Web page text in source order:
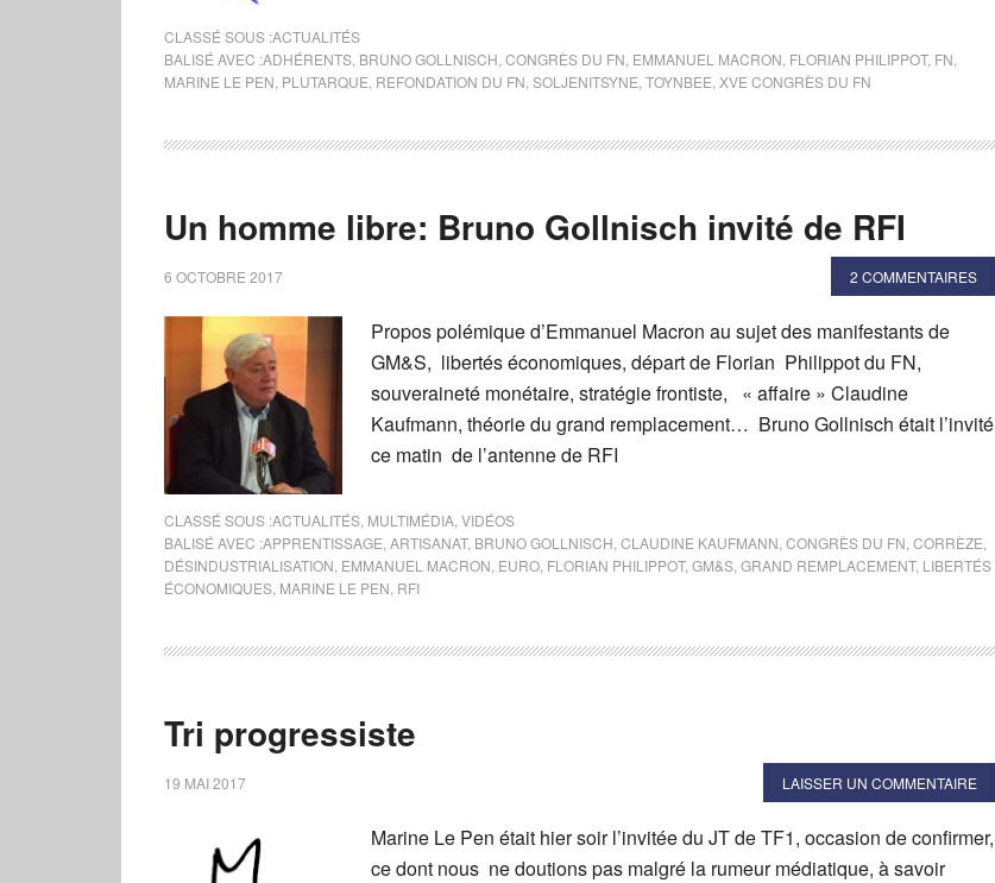
CLASSÉ SOUS :ACTUALITÉS
BALISÉ AVEC :ADHÉRENTS BRUNO GOLLNISCH CONGRÈS DU FN EMMANUEL MACRON FLORIAN PHILIPPOT, FN
MARINE LE PEN PLUTARQUE REFONDATION DU FN SOLJENITSYNE TOYNBEE XVE CONGRÈS DU FN
Un homme libre: Bruno Gollnisch invité de RFI
6 OCTOBRE 2017 2 COMMENTAIRES
Propos polémique d’Emmanuel Macron au sujet des manifestants de
GM&S, libertés économiques, départ de Florian Philippot du FN,
souveraineté monétaire, stratégie frontiste, « affaire » Claudine
Kaufmann, théorie du grand remplacement… Bruno Gollnisch était l’invité
ce matin de l’antenne de RFI
CLASSÉ SOUS :ACTUALITÉS MULTIMÉDIA VIDÉOS
BALISÉ AVEC :APPRENTISSAGE ARTISANAT, BRUNO GOLLNISCH CLAUDINE KAUFMANN CONGRÈS DU FN CORRÈZE
DÉSINDUSTRIALISATION EMMANUEL MACRON EURO FLORIAN PHILIPPOT, GM&S GRAND REMPLACEMENT, LIBERTÉS
ÉCONOMIQUES MARINE LE PEN RFI
Tri progressiste
19 MAI 2017 LAISSER UN COMMENTAIRE
Marine Le Pen était hier soir l’invitée du JT de TF1, occasion de confirmer,
ce dont nous ne doutions pas malgré la rumeur médiatique, à savoir